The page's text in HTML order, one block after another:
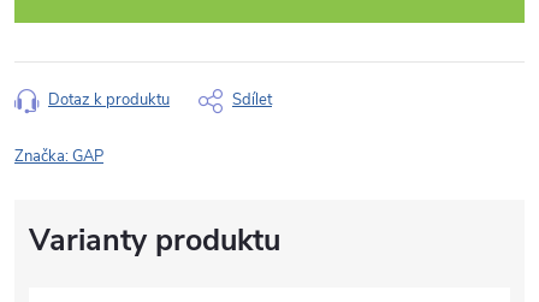
Dotaz k produktu Sdílet
Značka:GAP